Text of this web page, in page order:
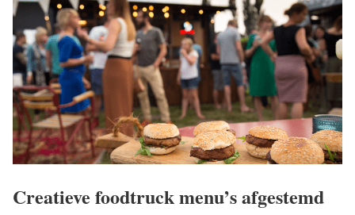
Creatieve foodtruck menu’s afgestemd